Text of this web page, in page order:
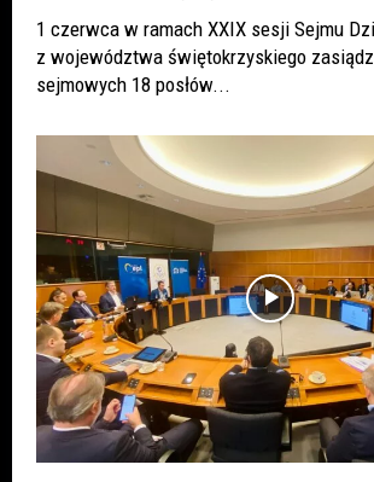
1 czerwca w ramach XXIX sesji Sejmu
z województwa świętokrzyskiego
sejmowych 18 posłów...